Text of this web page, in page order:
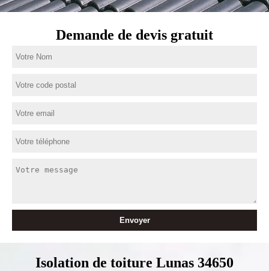
Demande de devis gratuit
Isolation de toiture Lunas 34650